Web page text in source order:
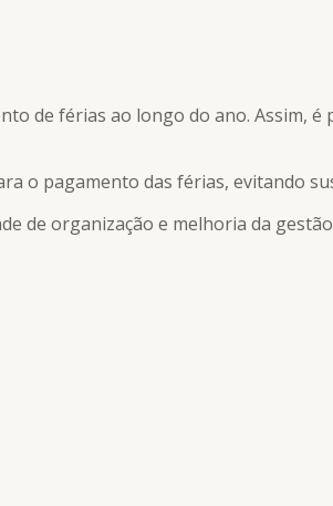
de férias ao longo do ano. Assim,
o pagamento das férias, evitando
de organização e melhoria da